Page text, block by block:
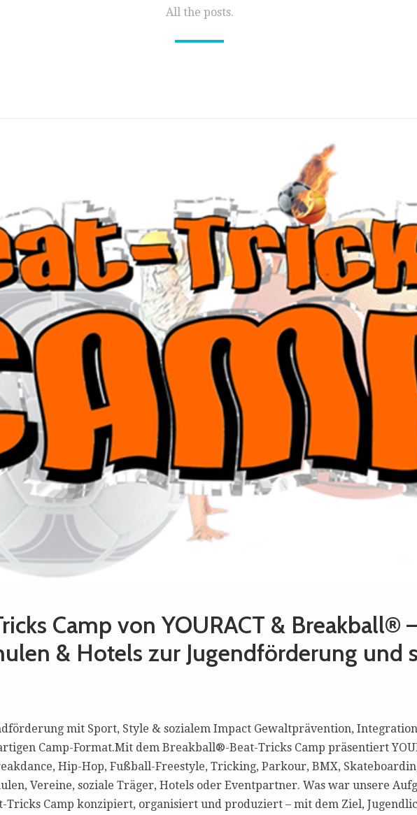
All the posts.
Camp von YOURACT & Breakball®
& Hotels zur Jugendförderung und
mit Sport, Style & sozialem Impact Gewaltprävention,
Camp-Format.Mit dem Breakball®-Beat-Tricks Camp präsentiert
Hip-Hop, Fußball-Freestyle, Tricking, Parkour, BMX,
Vereine, soziale Träger, Hotels oder Eventpartner. Was war unsere
Tricks Camp konzipiert, organisiert und produziert – mit dem Ziel,